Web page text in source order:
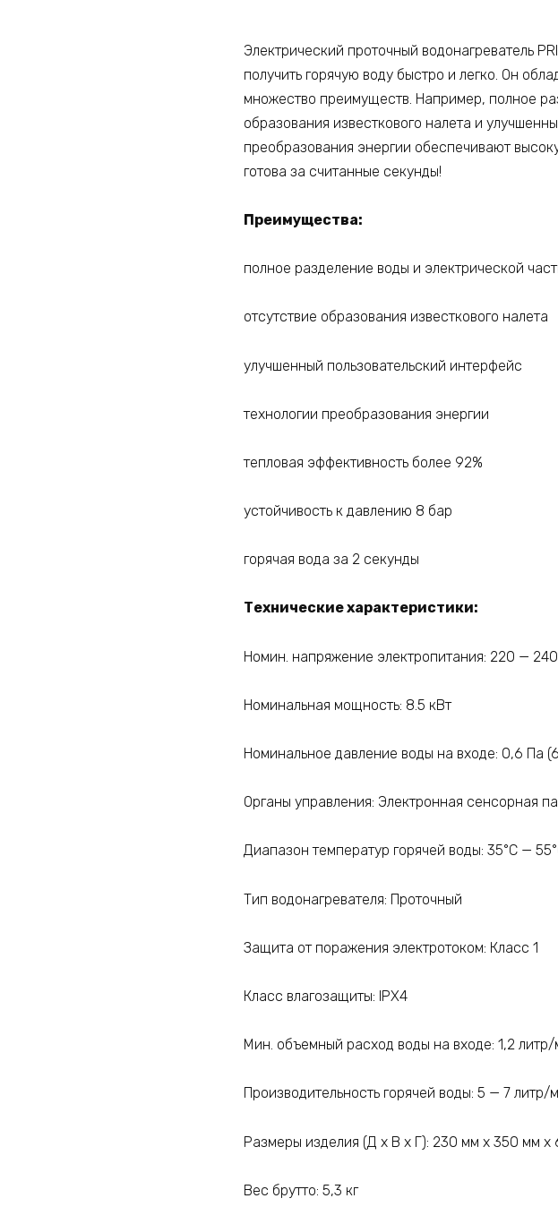
Электрический проточный водонагреватель
получить горячую воду быстро и легко. Он
множество преимуществ. Например, полное
образования известкового налета и
преобразования энергии обеспечивают
готова за считанные секунды!
Преимущества:
полное разделение воды и электрической
отсутствие образования известкового налета
улучшенный пользовательский интерфейс
технологии преобразования энергии
тепловая эффективность более 92%
устойчивость к давлению 8 бар
горячая вода за 2 секунды
Технические характеристики:
Номин. напряжение электропитания: 220 —
Номинальная мощность: 8.5 кВт
Номинальное давление воды на входе: 0,6 Па
Органы управления: Электронная сенсорная
Диапазон температур горячей воды: 35°С —
Тип водонагревателя: Проточный
Защита от поражения электротоком: Класс 1
Класс влагозащиты: IPX4
Мин. объемный расход воды на входе: 1,2
Производительность горячей воды: 5 — 7 литр/
Размеры изделия (Д x В x Г): 230 мм x 350 мм x
Вес брутто: 5,3 кг